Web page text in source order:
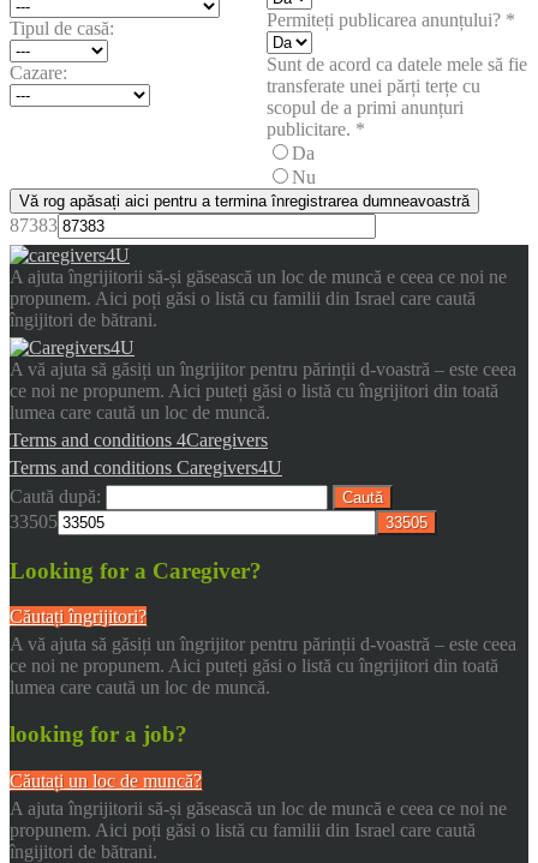
Tipul de casă:
Cazare:
Permiteți publicarea anunțului? *
Sunt de acord ca datele mele să fie
transferate unei părți terțe cu
scopul de a primi anunțuri
publicitare. *
Da
Nu
Vă rog apăsați aici pentru a termina înregistrarea dumneavoastră
87383
A ajuta îngrijitorii să-și găsească un loc de muncă e ceea ce noi ne
propunem. Aici poți găsi o listă cu familii din Israel care caută
îngijitori de bătrani.
A vă ajuta să găsiți un îngrijitor pentru părinții d-voastră – este ceea
ce noi ne propunem. Aici puteți găsi o listă cu îngrijitori din toată
lumea care caută un loc de muncă.
Terms and conditions 4Caregivers
Terms and conditions Caregivers4U
Caută după:
33505
Looking for a Caregiver?
Căutați îngrijitori?
A vă ajuta să găsiți un îngrijitor pentru părinții d-voastră – este ceea
ce noi ne propunem. Aici puteți găsi o listă cu îngrijitori din toată
lumea care caută un loc de muncă.
looking for a job?
Căutați un loc de muncă?
A ajuta îngrijitorii să-și găsească un loc de muncă e ceea ce noi ne
propunem. Aici poți găsi o listă cu familii din Israel care caută
îngijitori de bătrani.